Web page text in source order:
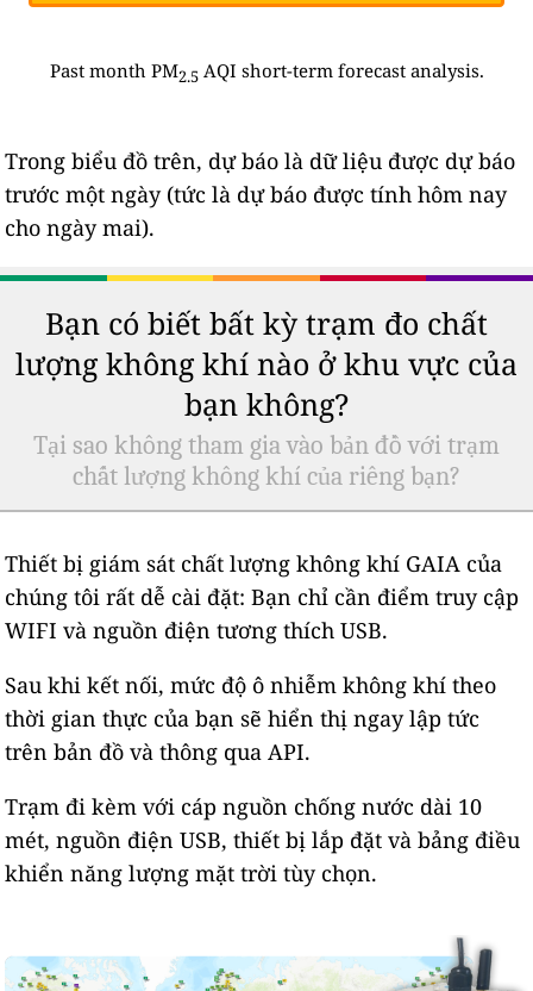
Past month PM2.5 AQI short-term forecast analysis.
Trong biểu đồ trên, dự báo là dữ liệu được dự báo
trước một ngày (tức là dự báo được tính hôm nay
cho ngày mai).
Bạn có biết bất kỳ trạm đo chất
lượng không khí nào ở khu vực của
bạn không?
Tại sao không tham gia vào bản đồ với trạm
chất lượng không khí của riêng bạn?
Thiết bị giám sát chất lượng không khí GAIA của
chúng tôi rất dễ cài đặt: Bạn chỉ cần điểm truy cập
WIFI và nguồn điện tương thích USB.
Sau khi kết nối, mức độ ô nhiễm không khí theo
thời gian thực của bạn sẽ hiển thị ngay lập tức
trên bản đồ và thông qua API.
Trạm đi kèm với cáp nguồn chống nước dài 10
mét, nguồn điện USB, thiết bị lắp đặt và bảng điều
khiển năng lượng mặt trời tùy chọn.